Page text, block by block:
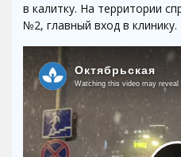
в калитку. На территории
№2, главный вход в клинику.